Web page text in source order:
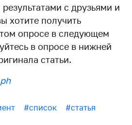
с друзьями и
хотите получить
опросе в следующем
в опросе в нижней
статьи.
#список #статья